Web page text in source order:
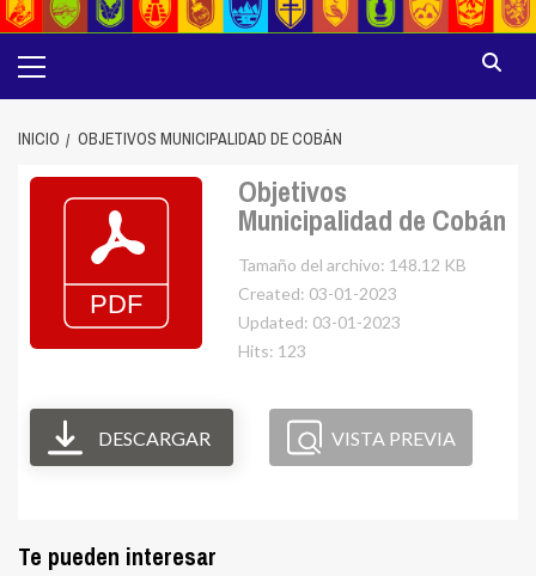
principal
INICIO OBJETIVOS MUNICIPALIDAD DE COBÁN
Objetivos
Municipalidad de Cobán
Tamaño del archivo: 148.12 KB
Created: 03-01-2023
Updated: 03-01-2023
Hits: 123
DESCARGAR VISTA PREVIA
Te pueden interesar